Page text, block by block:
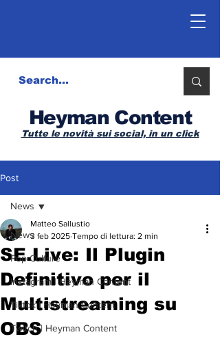
Heyman Content
Tutte le novità sui social, in un click
Post
News
Pop Culture
Instagram | Heyman Content
Tiktok | Heyman Content
Twitch | Heyman Content
News
SE.Live: Il Plugin
Definitivo per il
Multistreaming su
OBS
Matteo Sallustio
3 feb 2025 Tempo di lettura: 2 min